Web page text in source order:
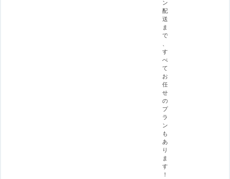
ン
配
送
ま
で
、
す
べ
て
お
任
せ
の
プ
ラ
ン
も
あ
り
ま
す
！